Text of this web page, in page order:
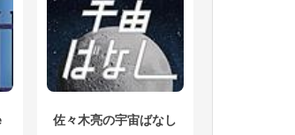
佐々木亮の宇宙ばなし